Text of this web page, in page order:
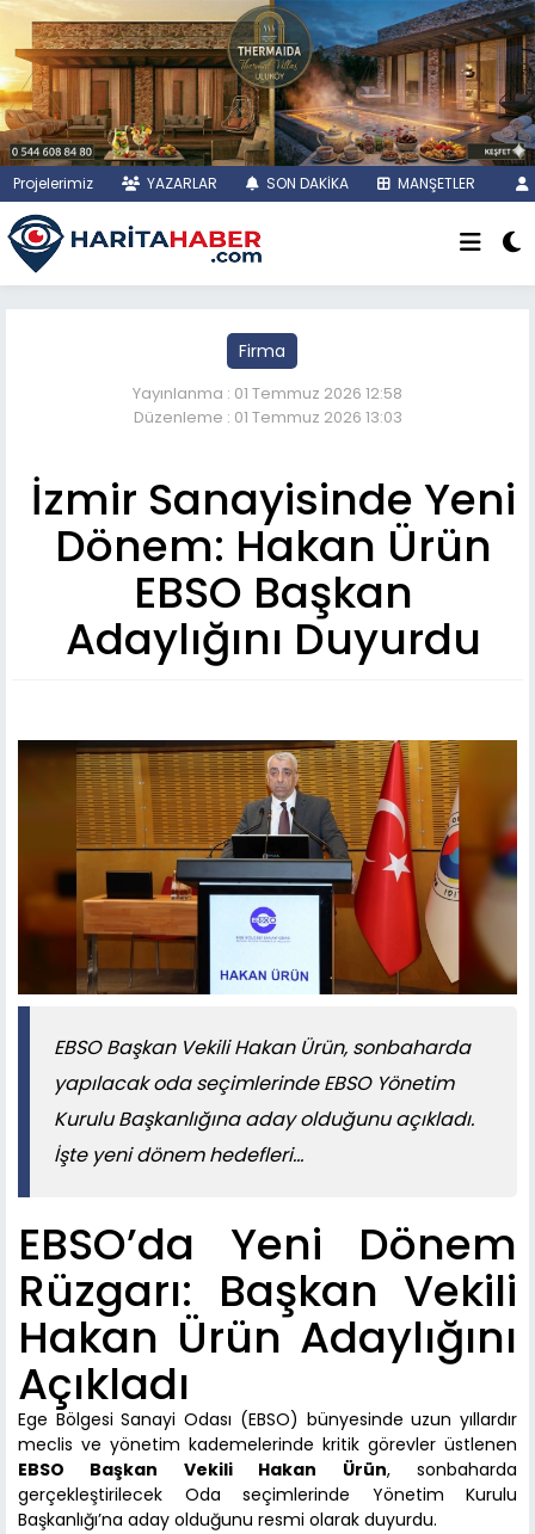
Projelerimiz YAZARLAR SON DAKİKA MANŞETLER
Firma
Yayınlanma : 01 Temmuz 2026 12:58
Düzenleme : 01 Temmuz 2026 13:03
İzmir Sanayisinde Yeni
Dönem: Hakan Ürün
EBSO Başkan
Adaylığını Duyurdu
EBSO Başkan Vekili Hakan Ürün, sonbaharda
yapılacak oda seçimlerinde EBSO Yönetim
Kurulu Başkanlığına aday olduğunu açıkladı.
İşte yeni dönem hedefleri...
EBSO’da Yeni Dönem
Rüzgarı: Başkan Vekili
Hakan Ürün Adaylığını
Açıkladı
Ege Bölgesi Sanayi Odası (EBSO) bünyesinde uzun yıllardır
meclis ve yönetim kademelerinde kritik görevler üstlenen
EBSO Başkan Vekili Hakan Ürün, sonbaharda
gerçekleştirilecek Oda seçimlerinde Yönetim Kurulu
Başkanlığı’na aday olduğunu resmi olarak duyurdu.